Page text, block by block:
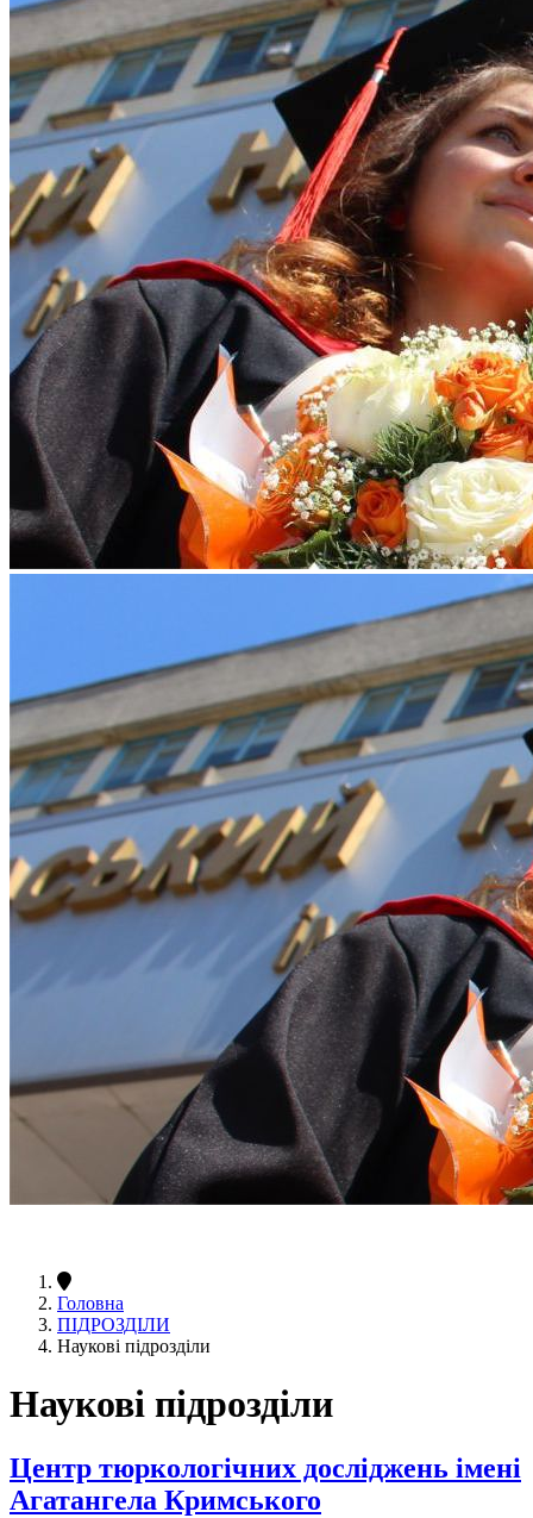
Головна
ПІДРОЗДІЛИ
Наукові підрозділи
Наукові підрозділи
Центр тюркологічних досліджень імені
Агатангела Кримського